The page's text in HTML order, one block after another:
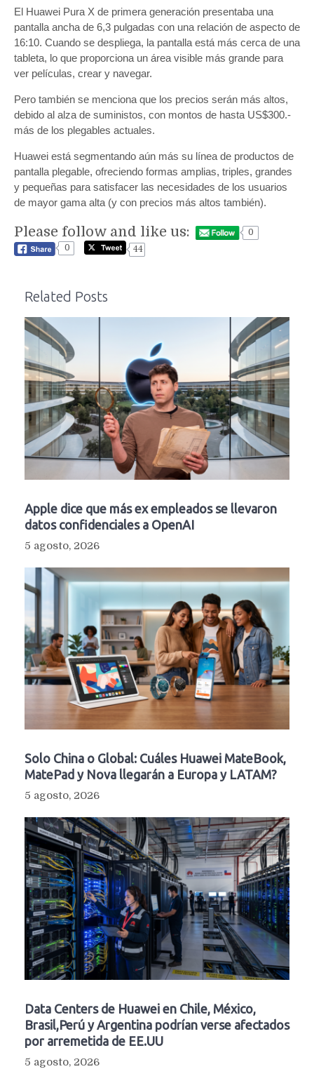
El Huawei Pura X de primera generación presentaba una
pantalla ancha de 6,3 pulgadas con una relación de aspecto de
16:10. Cuando se despliega, la pantalla está más cerca de una
tableta, lo que proporciona un área visible más grande para
ver películas, crear y navegar.
Pero también se menciona que los precios serán más altos,
debido al alza de suministos, con montos de hasta US$300.-
más de los plegables actuales.
Huawei está segmentando aún más su línea de productos de
pantalla plegable, ofreciendo formas amplias, triples, grandes
y pequeñas para satisfacer las necesidades de los usuarios
de mayor gama alta (y con precios más altos también).
Please follow and like us:
0
0
44
Related Posts
Apple dice que más ex empleados se llevaron
datos confidenciales a OpenAI
5 agosto, 2026
Solo China o Global: Cuáles Huawei MateBook,
MatePad y Nova llegarán a Europa y LATAM?
5 agosto, 2026
Data Centers de Huawei en Chile, México,
Brasil,Perú y Argentina podrían verse afectados
por arremetida de EE.UU
5 agosto, 2026